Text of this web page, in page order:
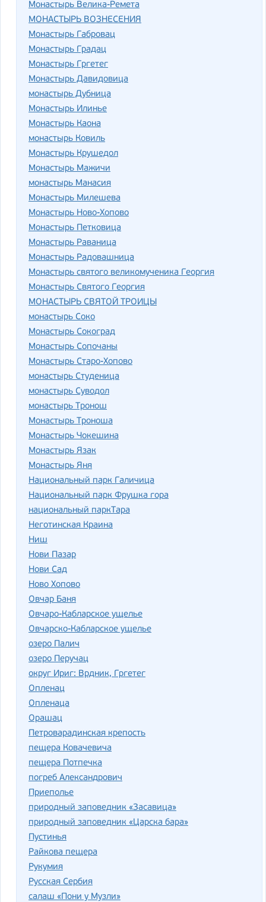
Монастырь Велика-Ремета
МОНАСТЫРЬ ВОЗНЕСЕНИЯ
Монастырь Габровац
Монастырь Градац
Монастырь Гргетег
Монастырь Давидовица
монастырь Дубница
Монастырь Илинье
Монастырь Каона
монастырь Ковиль
Монастырь Крушедол
Монастырь Мажичи
монастырь Манасия
Монастырь Милешева
Монастырь Ново-Хопово
Монастырь Петковица
Монастырь Раваница
Монастырь Радовашница
Монастырь святого великомученика Георгия
Монастырь Святого Георгия
МОНАСТЫРЬ СВЯТОЙ ТРОИЦЫ
монастырь Соко
Монастырь Сокоград
Монастырь Сопочаны
Монастырь Старо-Хопово
монастырь Студеница
монастырь Суводол
монастырь Тронош
Монастырь Троноша
Монастырь Чокешина
Монастырь Язак
Монастырь Яня
Национальный парк Галичица
Национальный парк Фрушка гора
национальный паркТара
Неготинская Краина
Ниш
Нови Пазар
Нови Сад
Ново Хопово
Овчар Баня
Овчаро-Кабларское ущелье
Овчарско-Кабларское ущелье
озеро Палич
озеро Перучац
округ Ириг: Врдник, Гргетег
Опленац
Опленаца
Орашац
Петроварадинская крепость
пещера Ковачевича
пещера Потпечка
погреб Александрович
Приеполье
природный заповедник «Засавица»
природный заповедник «Царска бара»
Пустинья
Райкова пещера
Рукумия
Русская Сербия
салаш «Пони у Музли»